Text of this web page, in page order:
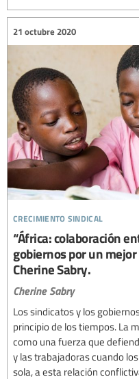
crecimiento sindical
21 octubre 2020
“África: colaboración
gobiernos por un
Cherine Sabry.
Cherine Sabry
Los sindicatos y los
principio de los tiempos. La
como una fuerza que
y las trabajadoras cuando
sola, a esta relación